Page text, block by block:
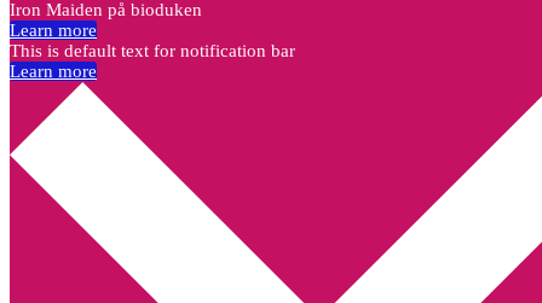
Iron Maiden på bioduken
Learn more
This is default text for notification bar
Learn more